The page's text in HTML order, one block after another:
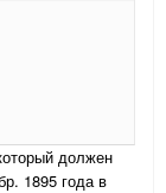
должен
1895 года в